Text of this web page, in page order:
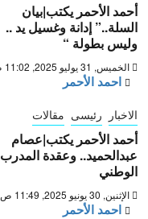
أحمد الأحمر يكتب|بيان
السلة..” إدانة وغسيل يد ..
وليس بطولة “
الخميس, 31 يوليو 2025, 11:02 ص
احمد الأحمر
الاخبار رئيسى مقالات
أحمد الأحمر يكتب|عصام
عبدالحميد.. وعقدة المدرب
الوطني
الإثنين, 30 يونيو 2025, 11:49 ص
احمد الأحمر